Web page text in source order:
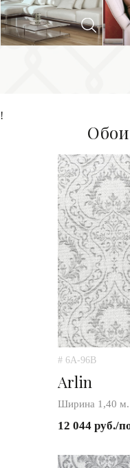
!
# 6A-96B
Arlin
Ширина 1,40 м.
12 044 руб./